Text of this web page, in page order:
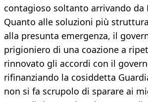
contagioso soltanto arrivando da
Quanto alle soluzioni più
alla presunta emergenza, il
prigioniero di una coazione a
rinnovato gli accordi con il
rifinanziando la cosiddetta
non si fa scrupolo di sparare ai